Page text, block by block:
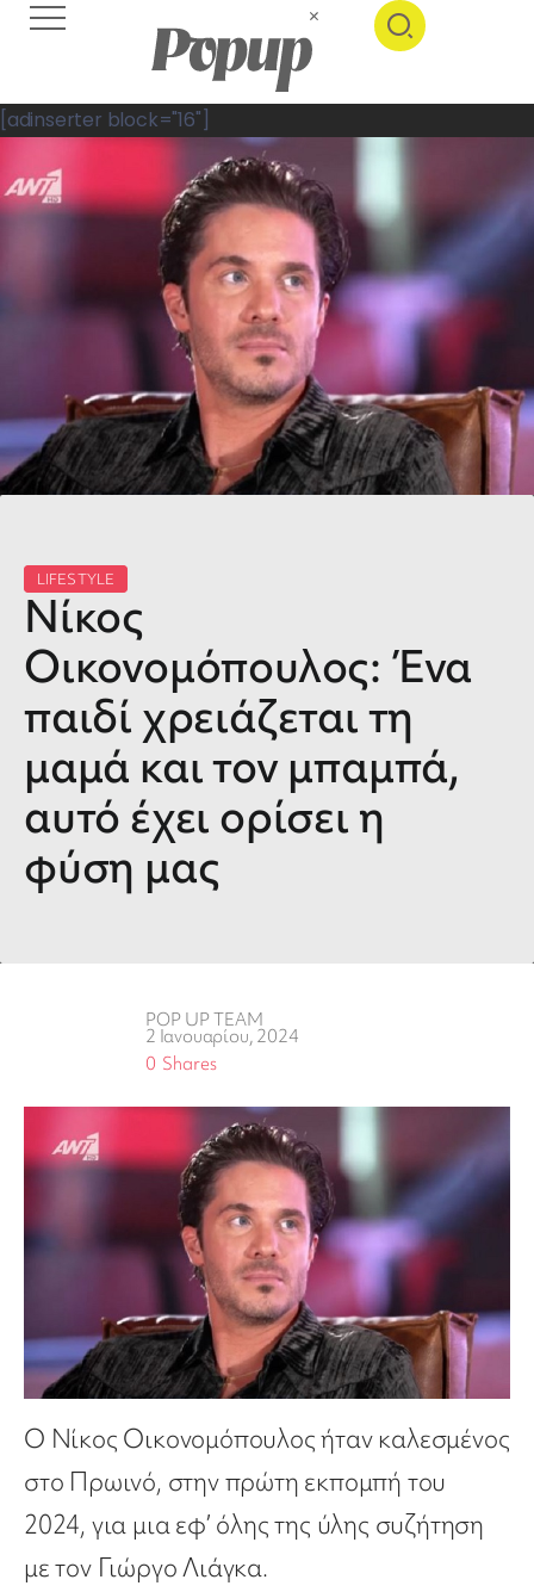
[adinserter block="16"]
LIFESTYLE
Νίκος
Οικονομόπουλος: Ένα
παιδί χρειάζεται τη
μαμά και τον μπαμπά,
αυτό έχει ορίσει η
φύση μας
POP UP TEAM
2 Ιανουαρίου, 2024
Shares
0
Ο Νίκος Οικονομόπουλος ήταν καλεσμένος
στο Πρωινό, στην πρώτη εκπομπή του
2024, για μια εφ’ όλης της ύλης συζήτηση
με τον Γιώργο Λιάγκα.